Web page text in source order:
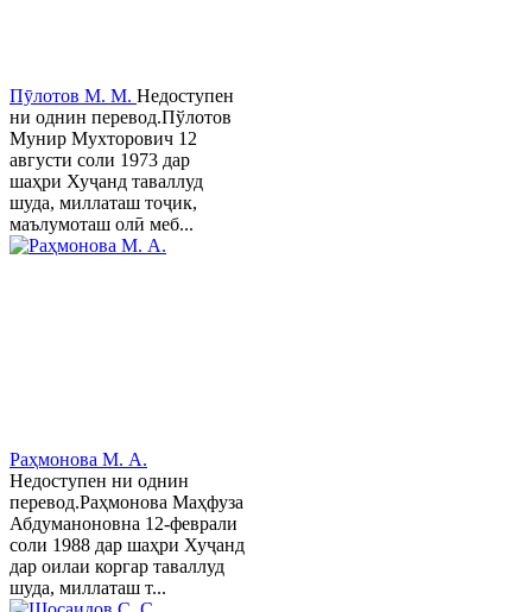
Пӯлотов М. М. Недоступен
ни однин перевод.Пўлотов
Мунир Мухторович 12
августи соли 1973 дар
шаҳри Хуҷанд таваллуд
шуда, миллаташ тоҷик,
маълумоташ олӣ меб...
Раҳмонова М. А.
Недоступен ни однин
перевод.Раҳмонова Маҳфуза
Абдуманоновна 12-феврали
соли 1988 дар шаҳри Хуҷанд
дар оилаи коргар таваллуд
шуда, миллаташ т...